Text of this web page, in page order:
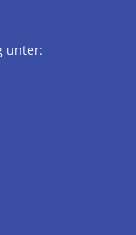
unter: